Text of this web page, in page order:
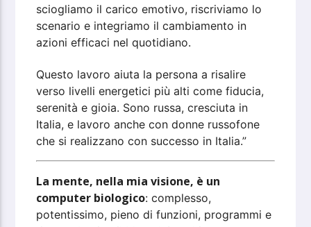
sciogliamo il carico emotivo, riscriviamo lo
scenario e integriamo il cambiamento in
azioni efficaci nel quotidiano.
Questo lavoro aiuta la persona a risalire
verso livelli energetici più alti come fiducia,
serenità e gioia. Sono russa, cresciuta in
Italia, e lavoro anche con donne russofone
che si realizzano con successo in Italia.”
La mente, nella mia visione, è un
computer biologico: complesso,
potentissimo, pieno di funzioni, programmi e